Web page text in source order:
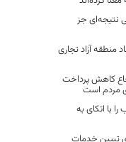
نتیجه‌ای جز
منطقه آزاد تجاری
کاهش پرداخت
مردم است
با اتکای به
تبیین خدمات